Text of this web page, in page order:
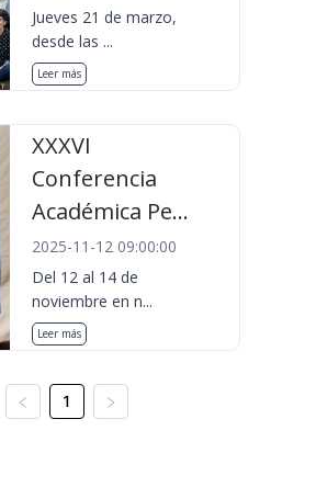
Jueves 21 de marzo,
desde las ...
Leer más
XXXVI
Conferencia
Académica Pe...
2025-11-12 09:00:00
Del 12 al 14 de
noviembre en n...
Leer más
1